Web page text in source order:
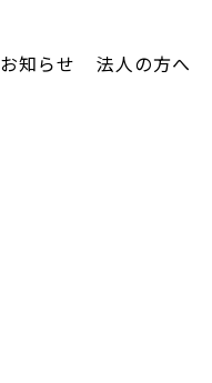
お知らせ 法人の方へ